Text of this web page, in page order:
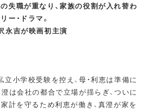
失職が重なり、家族の役割が入れ替わ
ー・ドラマ。
永吉が映画初主演
立小学校受験を控え、母・利恵は準備に
澄は会社の都合で立場が揺らぎ、ついに
計を守るため利恵が働き、真澄が家を